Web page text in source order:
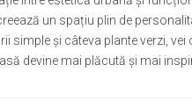
un spațiu plin de
simple și câteva plante verzi, vei
devine mai plăcută și mai